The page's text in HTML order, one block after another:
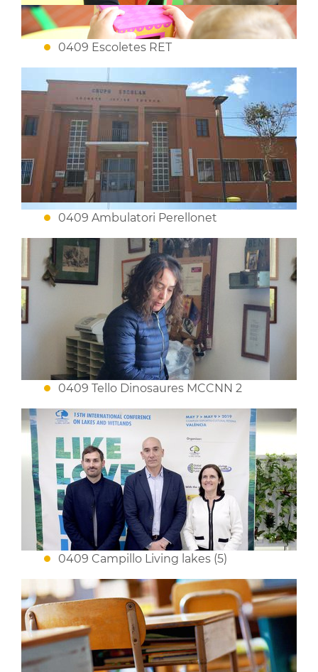
0409 Escoletes RET
0409 Ambulatori Perellonet
0409 Tello Dinosaures MCCNN 2
0409 Campillo Living lakes (5)